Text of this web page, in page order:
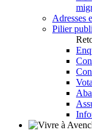
Adresses
Pilier